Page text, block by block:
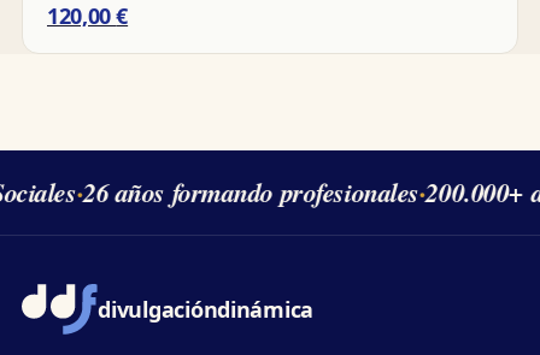
120,00€
·26 años formando profesionales·200.000+
divulgacióndinámica